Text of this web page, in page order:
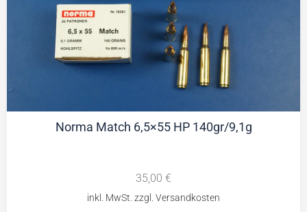
Norma Match 6,5×55 HP 140gr/9,1g
35,00 €